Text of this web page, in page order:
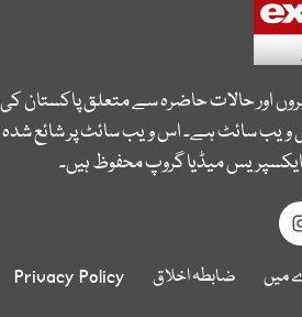
اور حالات حاضرہ سے متعلق پاکستان
ویب سائٹ ہے۔ اس ویب سائٹ پر شائع شدہ
میڈیا گروپ محفوظ ہیں۔
میں ضابطہ اخلاق Privacy Policy